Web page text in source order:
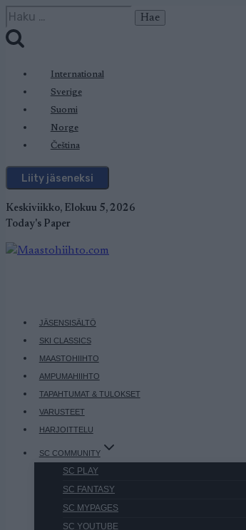
Siirry
sisältöön
Haku:
International
Sverige
Suomi
Norge
Čeština
Liity jäseneksi
Keskiviikko, Elokuu 5, 2026
Today's Paper
JÄSENSISÄLTÖ
SKI CLASSICS
MAASTOHIIHTO
AMPUMAHIIHTO
TAPAHTUMAT & TULOKSET
VARUSTEET
HARJOITTELU
SC COMMUNITY
SC PLAY
SC FANTASY
SC MYPAGES
SC YOUTUBE